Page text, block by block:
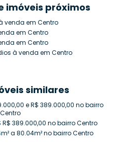
imóveis próximos
venda em Centro
em Centro
em Centro
à venda em Centro
similares
e R$ 389.000,00 no bairro
Centro
389.000,00 no bairro Centro
a 80.04m² no bairro Centro